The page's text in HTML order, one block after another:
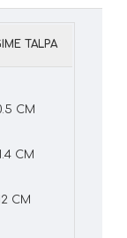
TALPA
CM
CM
CM